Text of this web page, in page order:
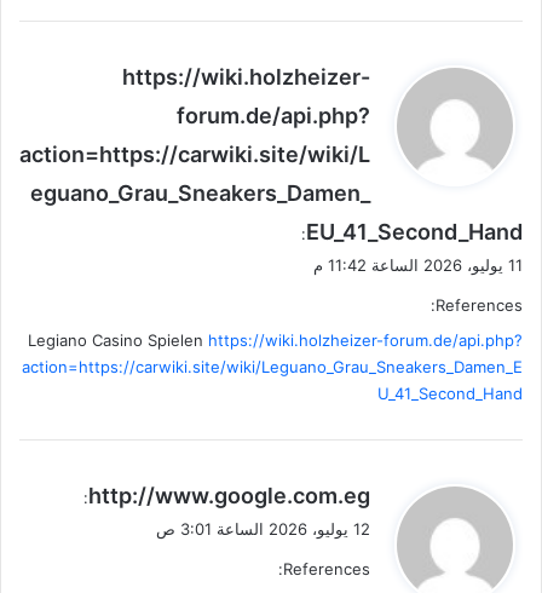
ي
و
ل
https://wiki.holzheizer-
forum.de/api.php?
action=https://carwiki.site/wiki/L
eguano_Grau_Sneakers_Damen_
EU_41_Second_Hand
:
11 يوليو، 2026 الساعة 11:42 م
References:
Legiano Casino Spielen https://wiki.holzheizer-forum.de/api.php?
action=https://carwiki.site/wiki/Leguano_Grau_Sneakers_Damen_E
U_41_Second_Hand
ي
ق
ل
http://www.google.com.eg
:
12 يوليو، 2026 الساعة 3:01 ص
References: